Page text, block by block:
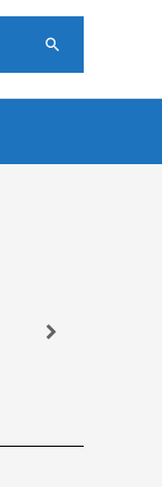
Zoeken